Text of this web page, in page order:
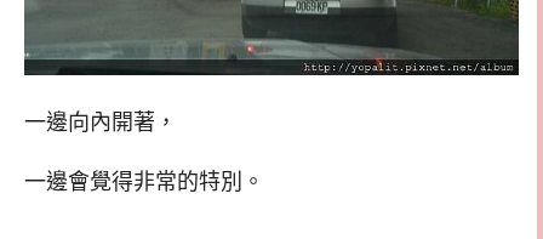
一邊向內開著，
一邊會覺得非常的特別。